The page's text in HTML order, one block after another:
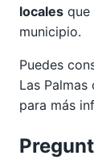
locales que
municipio.
Puedes
Las Palmas
para más